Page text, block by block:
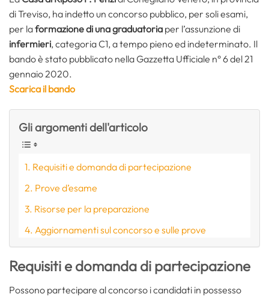
di Treviso, ha indetto un concorso pubblico, per soli esami,
per laformazione di una graduatoria per l’assunzione di
infermieri, categoria C1, a tempo pieno ed indeterminato. Il
bando è stato pubblicato nella Gazzetta Ufficiale n° 6 del 21
gennaio 2020.
Scarica il bando
Gli argomenti dell'articolo
Requisiti e domanda di partecipazione
Prove d’esame
Risorse per la preparazione
Aggiornamenti sul concorso e sulle prove
Requisiti e domanda di partecipazione
Possono partecipare al concorso i candidati in possesso